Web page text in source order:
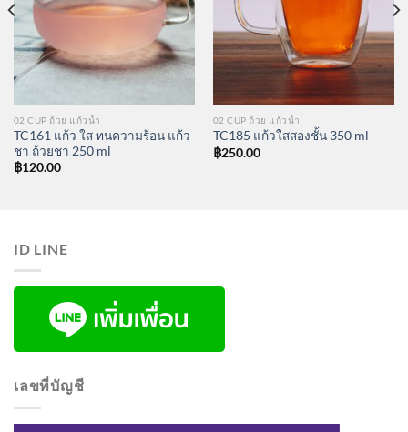
02 CUP ถ้วย แก้วน้ำ
TC161 แก้ว ใส ทนความร้อน แก้ว
ชา ถ้วยชา 250 ml
฿120.00
02 CUP ถ้วย แก้วน้ำ
TC185 แก้วใสสองชั้น 350 ml
฿250.00
ID LINE
เลขที่บัญชี